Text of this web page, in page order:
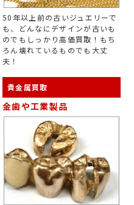
50年以上前の古いジュエリーで
も、どんなにデザインが古いも
のでもしっかり高価買取！もち
ろん壊れているものでも大丈
夫！
貴金属買取
金歯や工業製品